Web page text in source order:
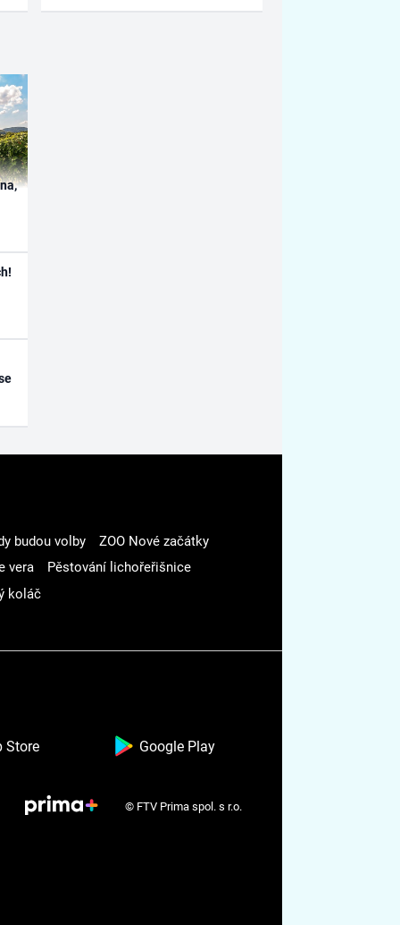
budou volby
ZOO Nové začátky
vera
Pěstování lichořeřišnice
koláč
Store Google Play
© FTV Prima spol. s r.o.